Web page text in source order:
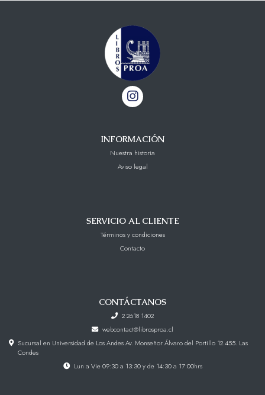
INFORMACIÓN
Nuestra historia
Aviso legal
SERVICIO AL CLIENTE
Términos y condiciones
Contacto
CONTÁCTANOS
2 2618 1402
webcontact@librosproa.cl
Sucursal en Universidad de Los Andes Av. Monseñor Álvaro del Portillo 12.455. Las
Condes
Lun a Vie 09:30 a 13:30 y de 14:30 a 17:00hrs